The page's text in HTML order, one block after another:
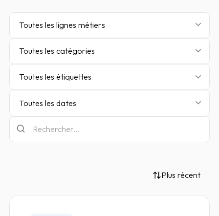
Toutes les lignes métiers
Toutes les catégories
Toutes les étiquettes
Toutes les dates
Plus récent